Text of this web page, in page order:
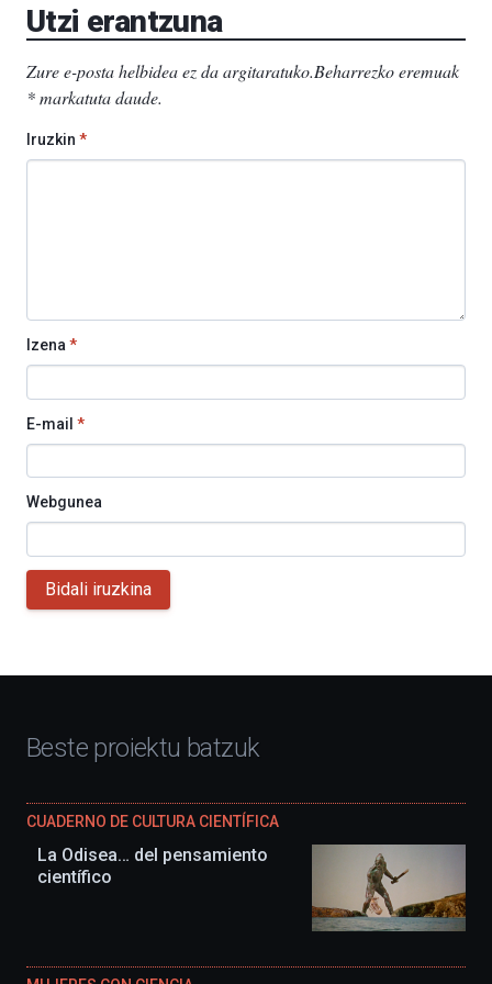
Utzi erantzuna
Zure e-posta helbidea ez da argitaratuko.Beharrezko eremuak
*markatuta daude.
Iruzkin *
Izena*
E-mail *
Webgunea
Bidali iruzkina
Beste proiektu batzuk
CUADERNO DE CULTURA CIENTÍFICA
La Odisea… del pensamiento
científico